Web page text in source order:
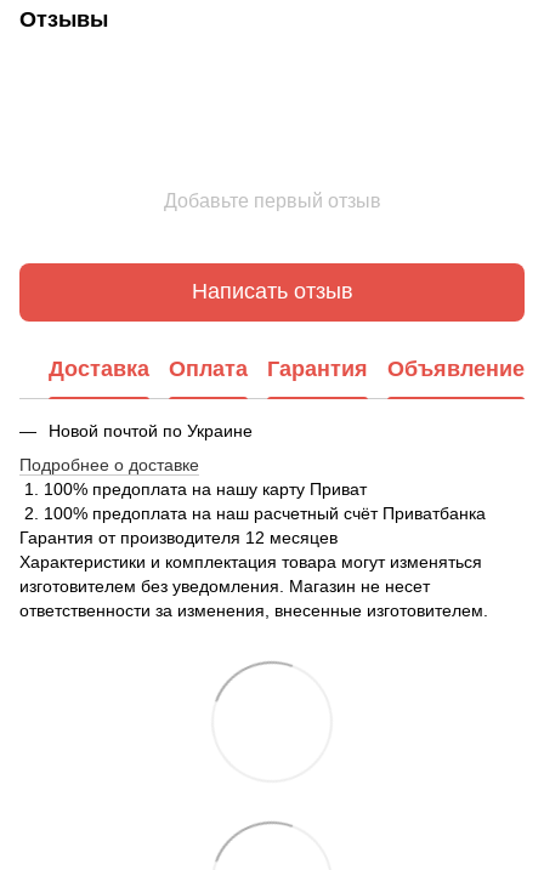
Отзывы
Добавьте первый отзыв
Написать отзыв
Доставка Оплата Гарантия Объявление
Новой почтой по Украине
Подробнее о доставке
1. 100% предоплата на нашу карту Приват
2. 100% предоплата на наш расчетный счёт Приватбанка
Гарантия от производителя 12 месяцев
Характеристики и комплектация товара могут изменяться
изготовителем без уведомления. Магазин не несет
ответственности за изменения, внесенные изготовителем.